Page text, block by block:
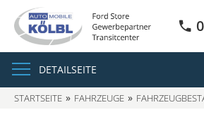
DETAILSEITE
STARTSEITE FAHRZEUGE